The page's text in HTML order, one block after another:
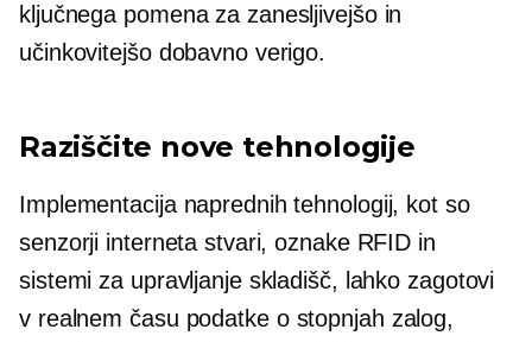
ključnega pomena za zanesljivejšo in
učinkovitejšo dobavno verigo.
Raziščite nove tehnologije
Implementacija naprednih tehnologij, kot so
senzorji interneta stvari, oznake RFID in
sistemi za upravljanje skladišč, lahko zagotovi
v realnem času podatke o stopnjah zalog,